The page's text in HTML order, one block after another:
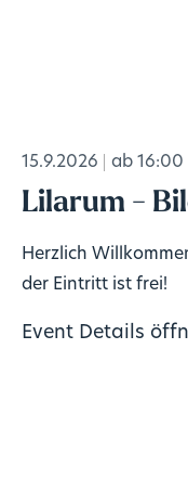
15.9.2026 ab 16:00
Lilarum -
Herzlich
der Eintritt ist frei!
Event Details